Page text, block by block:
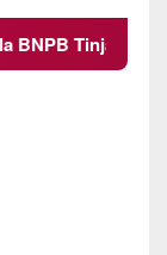
Lokasi